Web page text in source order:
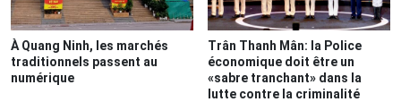
À Quang Ninh, les marchés
traditionnels passent au
numérique
Trân Thanh Mân: la Police
économique doit être un
«sabre tranchant» dans la
lutte contre la criminalité